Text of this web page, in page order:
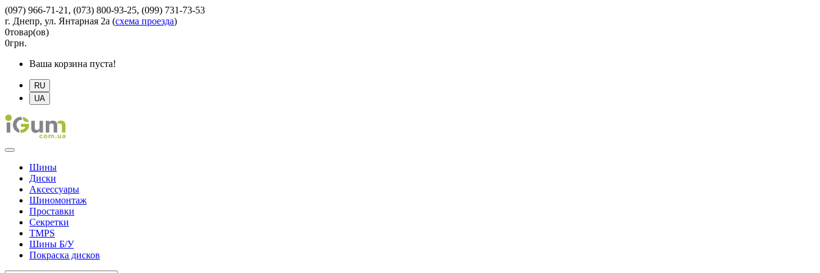
(097) 966-71-21, (073) 800-93-25, (099) 731-73-53
г. Днепр, ул. Янтарная 2а (схема проезда)
0товар(ов)
0грн.
Ваша корзина пуста!
RU
UA
Шины
Диски
Аксессуары
Шиномонтаж
Проставки
Секретки
TMPS
Шины Б/У
Покраска дисков